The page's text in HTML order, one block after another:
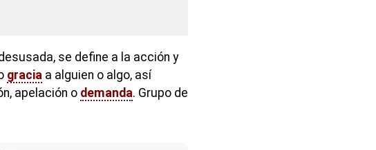
se define a la acción y
gracia a alguien o algo, así
apelación o demanda. Grupo de